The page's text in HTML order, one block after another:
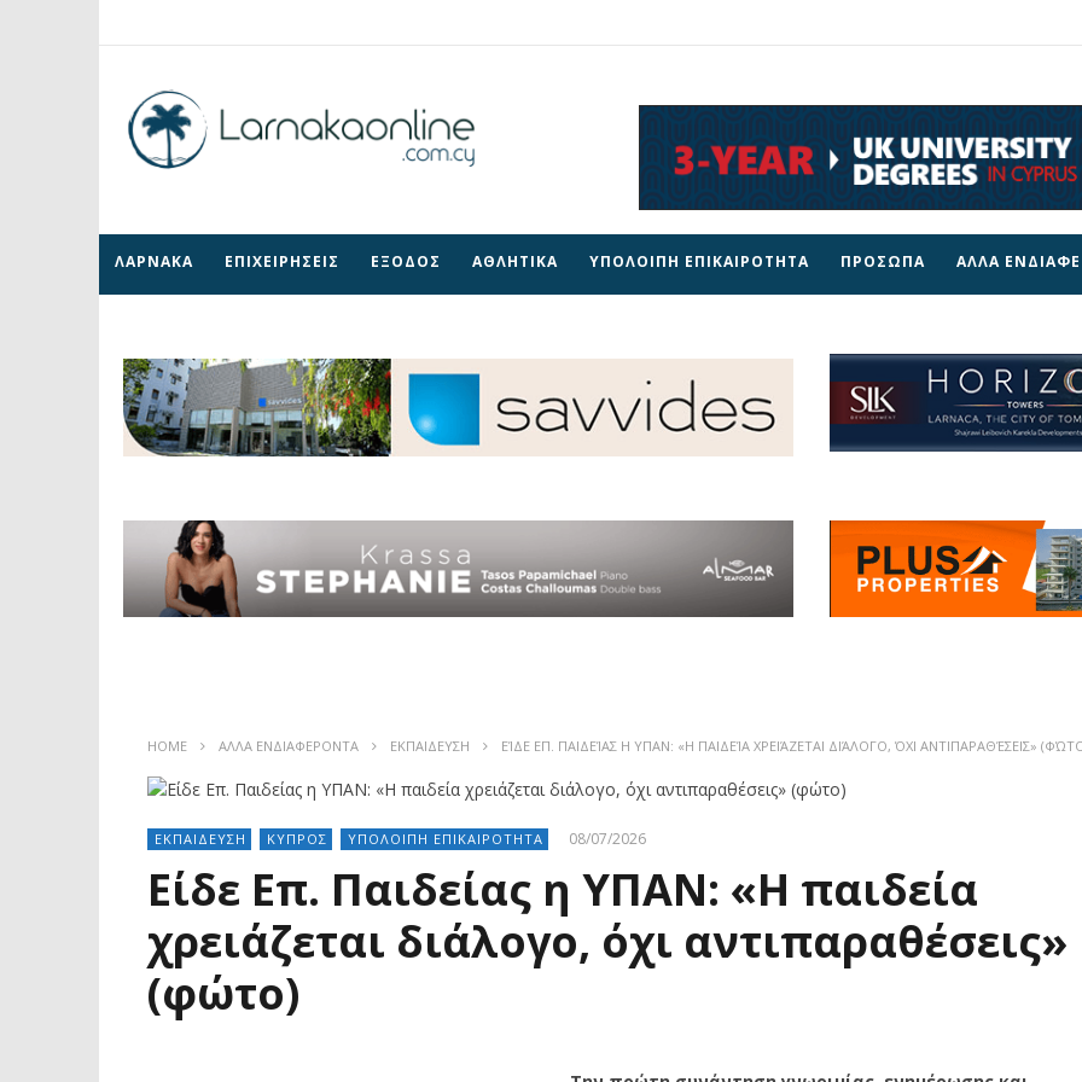
ΛΑΡΝΑΚΑ ΕΠΙΧΕΙΡΗΣΕΙΣ ΕΞΟΔΟΣ ΑΘΛΗΤΙΚΑ ΥΠΟΛΟΙΠΗ ΕΠΙΚΑΙΡΟΤΗΤΑ ΠΡΟΣΩΠΑ ΑΛΛΑ
HOME ΑΛΛΑ ΕΝΔΙΑΦΕΡΟΝΤΑ ΕΚΠΑΙΔΕΥΣΗ ΕΊΔΕ ΕΠ. ΠΑΙΔΕΊΑΣ Η ΥΠΑΝ: «Η ΠΑΙΔΕΊΑ ΧΡΕΙΆΖΕΤΑΙ ΔΙΆΛΟΓΟ, ΌΧΙ ΑΝΤΙΠΑΡΑΘΈΣΕΙΣ»
ΕΚΠΑΙΔΕΥΣΗ ΚΥΠΡΟΣ ΥΠΟΛΟΙΠΗ ΕΠΙΚΑΙΡΟΤΗΤΑ 08/07/2026
Είδε Επ. Παιδείας η ΥΠΑΝ: «Η παιδεία
χρειάζεται διάλογο, όχι αντιπαραθέσεις»
(φώτο)